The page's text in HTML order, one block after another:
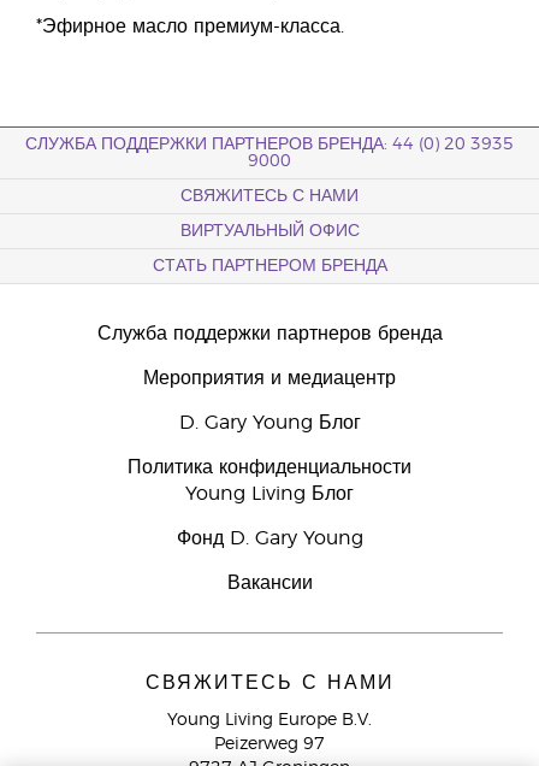
*Эфирное масло премиум-класса.
СЛУЖБА ПОДДЕРЖКИ ПАРТНЕРОВ БРЕНДА: 44 (0) 20 3935
9000
СВЯЖИТЕСЬ С НАМИ
ВИРТУАЛЬНЫЙ ОФИС
СТАТЬ ПАРТНЕРОМ БРЕНДА
Служба поддержки партнеров бренда
Мероприятия и медиацентр
D. Gary Young Блог
Политика конфиденциальности
Young Living Блог
Фонд D. Gary Young
Вакансии
СВЯЖИТЕСЬ С НАМИ
Young Living Europe B.V.
Peizerweg 97